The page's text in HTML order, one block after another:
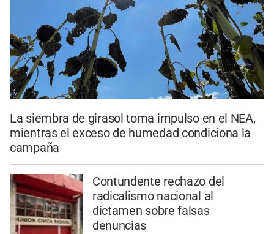
La siembra de girasol toma impulso en el NEA,
mientras el exceso de humedad condiciona la
campaña
Contundente rechazo del
radicalismo nacional al
dictamen sobre falsas
denuncias